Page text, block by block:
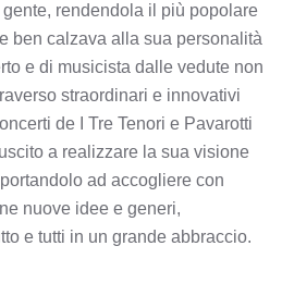
gente, rendendola il più popolare
ben calzava alla sua personalità
e di musicista dalle vedute non
straordinari e innovativi
de I Tre Tenori e Pavarotti
a realizzare la sua visione
ad accogliere con
nuove idee e generi,
e tutti in un grande abbraccio.